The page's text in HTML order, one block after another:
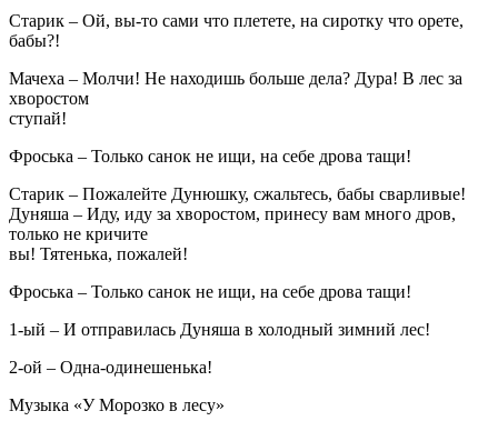
Старик – Ой, вы-то сами что плетете, на сиротку что орете,
бабы?!
Мачеха – Молчи! Не находишь больше дела? Дура! В лес за
хворостом
ступай!
Фроська – Только санок не ищи, на себе дрова тащи!
Старик – Пожалейте Дунюшку, сжальтесь, бабы сварливые!
Дуняша – Иду, иду за хворостом, принесу вам много дров,
только не кричите
вы! Тятенька, пожалей!
Фроська – Только санок не ищи, на себе дрова тащи!
1-ый – И отправилась Дуняша в холодный зимний лес!
2-ой – Одна-одинешенька!
Музыка «У Морозко в лесу»